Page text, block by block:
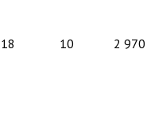
18 10 2 970